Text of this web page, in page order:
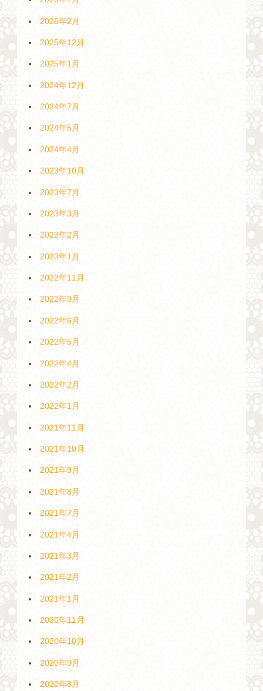
2026年2月
2025年12月
2025年1月
2024年12月
2024年7月
2024年5月
2024年4月
2023年10月
2023年7月
2023年3月
2023年2月
2023年1月
2022年11月
2022年9月
2022年6月
2022年5月
2022年4月
2022年2月
2022年1月
2021年11月
2021年10月
2021年9月
2021年8月
2021年7月
2021年4月
2021年3月
2021年2月
2021年1月
2020年11月
2020年10月
2020年9月
2020年8月